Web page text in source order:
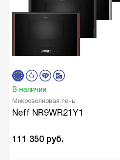
В наличии
Микроволновая печь
Neff NR9WR21Y1
111 350 руб.